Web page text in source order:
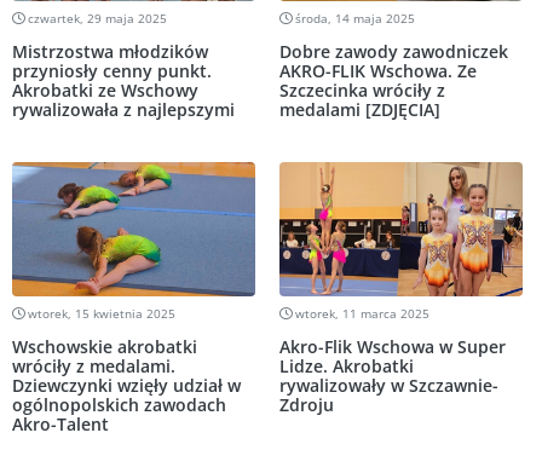
czwartek, 29 maja 2025
Mistrzostwa młodzików
przyniosły cenny punkt.
Akrobatki ze Wschowy
rywalizowała z najlepszymi
środa, 14 maja 2025
Dobre zawody zawodniczek
AKRO-FLIK Wschowa. Ze
Szczecinka wróciły z
medalami [ZDJĘCIA]
wtorek, 15 kwietnia 2025
Wschowskie akrobatki
wróciły z medalami.
Dziewczynki wzięły udział w
ogólnopolskich zawodach
Akro-Talent
wtorek, 11 marca 2025
Akro-Flik Wschowa w Super
Lidze. Akrobatki
rywalizowały w Szczawnie-
Zdroju